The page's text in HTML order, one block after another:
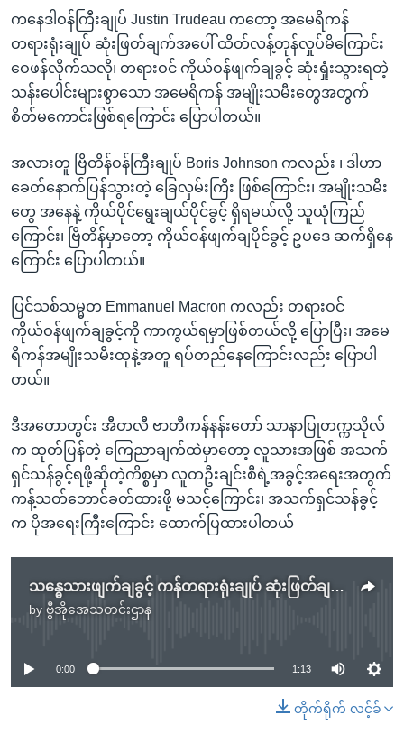
ကနေဒါဝန်ကြီးချုပ် Justin Trudeau ကတော့ အမေရိကန်
တရားရုံးချုပ် ဆုံးဖြတ်ချက်အပေါ် ထိတ်လန့်တုန်လှုပ်မိကြောင်း
ဝေဖန်လိုက်သလို၊ တရားဝင် ကိုယ်ဝန်ဖျက်ချခွင့် ဆုံးရှုံးသွားရတဲ့
သန်းပေါင်းများစွာသော အမေရိကန် အမျိုးသမီးတွေအတွက်
စိတ်မကောင်းဖြစ်ရကြောင်း ပြောပါတယ်။
အလားတူ ဗြိတိန်ဝန်ကြီးချုပ် Boris Johnson ကလည်း ၊ ဒါဟာ
ခေတ်နောက်ပြန်သွားတဲ့ ခြေလှမ်းကြီး ဖြစ်ကြောင်း၊ အမျိုးသမီး
တွေ အနေနဲ့ ကိုယ်ပိုင်ရွေးချယ်ပိုင်ခွင့် ရှိရမယ်လို့ သူယုံကြည်
ကြောင်း၊ ဗြိတိန်မှာတော့ ကိုယ်ဝန်ဖျက်ချပိုင်ခွင့် ဥပဒေ ဆက်ရှိနေ
ကြောင်း ပြောပါတယ်။
ပြင်သစ်သမ္မတ Emmanuel Macron ကလည်း တရားဝင်
ကိုယ်ဝန်ဖျက်ချခွင့်ကို ကာကွယ်ရမှာဖြစ်တယ်လို့ ပြောပြီး၊ အမေ
ရိကန်အမျိုးသမီးထုနဲ့အတူ ရပ်တည်နေကြောင်းလည်း ပြောပါ
တယ်။
ဒီအတောတွင်း အီတလီ ဗာတီကန်နန်းတော် သာနာပြုတက္ကသိုလ်
က ထုတ်ပြန်တဲ့ ကြေညာချက်ထဲမှာတော့ လူသားအဖြစ် အသက်
ရှင်သန်ခွင့်ရဖို့ဆိုတဲ့ကိစ္စမှာ လူတဦးချင်းစီရဲ့အခွင့်အရေးအတွက်
ကန့်သတ်ဘောင်ခတ်ထားဖို့ မသင့်ကြောင်း၊ အသက်ရှင်သန်ခွင့်
က ပိုအရေးကြီးကြောင်း ထောက်ပြထားပါတယ်
သန္ဓေသားဖျက်ချခွင့် ကန်တရားရုံးချုပ် ဆုံးဖြတ်ချက်အပေါ် နိုင်ငံတကာတုံ့ပြန်
by ဗွီအိုအေသတင်းဌာန
No media source currently available
0:00 1:13
တိုက်ရိုက် လင့်ခ်